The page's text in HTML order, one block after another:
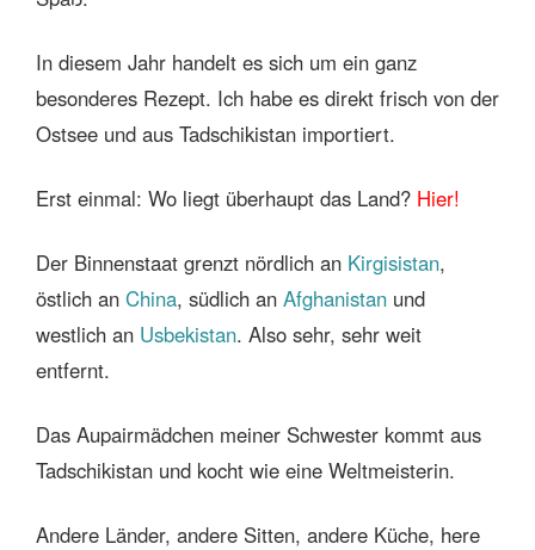
In diesem Jahr handelt es sich um ein ganz
besonderes Rezept. Ich habe es direkt frisch von der
Ostsee und aus Tadschikistan importiert.
Erst einmal: Wo liegt überhaupt das Land? Hier!
Der Binnenstaat grenzt nördlich an Kirgisistan,
östlich an China, südlich an Afghanistan und
westlich an Usbekistan. Also sehr, sehr weit
entfernt.
Das Aupairmädchen meiner Schwester kommt aus
Tadschikistan und kocht wie eine Weltmeisterin.
Andere Länder, andere Sitten, andere Küche, here